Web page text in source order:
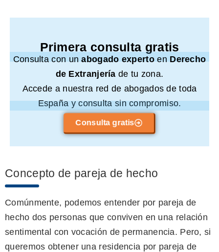
Primera consulta gratis
Consulta con unabogado expertoen Derecho
de Extranjeríade tu zona.
Accede a nuestra red de abogados de toda
España y consulta sin compromiso.
Consulta gratis
Concepto de pareja de hecho
Comúnmente, podemos entender por pareja de
hecho dos personas que conviven en una relación
sentimental con vocación de permanencia. Pero, si
queremos obtener una residencia por pareja de